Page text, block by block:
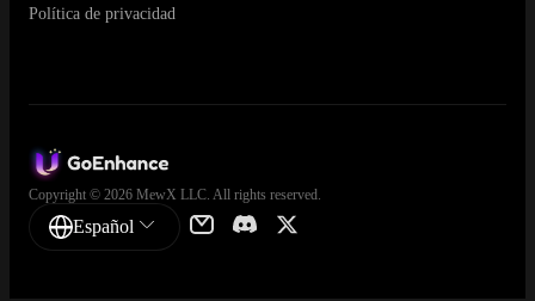
Política de privacidad
Copyright © 2026 MewX LLC. All rights reserved.
Español